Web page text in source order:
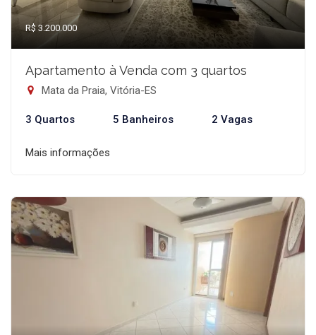
R$ 3.200.000
Apartamento à Venda com 3 quartos
Mata da Praia, Vitória-ES
3 Quartos 5 Banheiros 2 Vagas
Mais informações